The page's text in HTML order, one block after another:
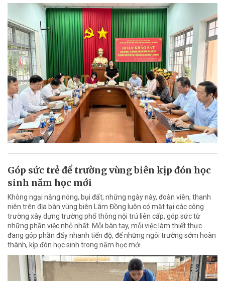
Góp sức trẻ để trường vùng biên kịp đón học
sinh năm học mới
Không ngại nắng nóng, bụi đất, những ngày này, đoàn viên, thanh
niên trên địa bàn vùng biên Lâm Đồng luôn có mặt tại các công
trường xây dựng trường phổ thông nội trú liên cấp, góp sức từ
những phần việc nhỏ nhất. Mỗi bàn tay, mỗi việc làm thiết thực
đang góp phần đẩy nhanh tiến độ, để những ngôi trường sớm hoàn
thành, kịp đón học sinh trong năm học mới.